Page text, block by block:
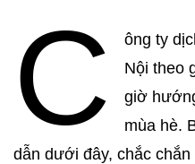
C
ông ty
Nội theo
giờ
mùa hè.
dẫn dưới đây, chắc